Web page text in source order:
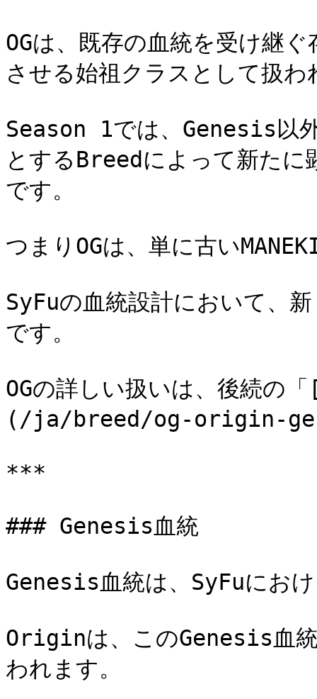
OGは、既存の血統を受け継
させる始祖クラスとして扱わ
Season 1では、Genesis以外
とするBreedによって新たに
です。
つまりOGは、単に古い
SyFuの血統設計において、
です。
OGの詳しい扱いは、後続
(/ja/breed/og-origin-
***
### Genesis血統
Genesis血統は、SyFuにお
Originは、このGenesis血統
われます。